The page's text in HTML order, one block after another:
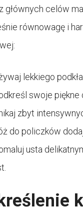
głównych celów
równowagę i
lekkiego
swoje piękne
zbyt
do policzków
usta